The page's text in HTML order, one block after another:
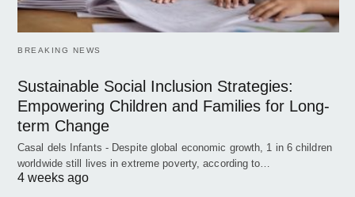
BREAKING NEWS
Sustainable Social Inclusion Strategies:
Empowering Children and Families for Long-
term Change
Casal dels Infants - Despite global economic growth, 1 in 6 children
worldwide still lives in extreme poverty, according to…
4 weeks ago